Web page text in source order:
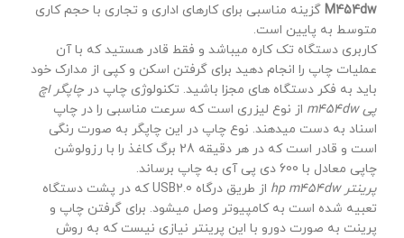
M454dw گزینه مناسبی برای کارهای اداری و تجاری با حجم کاری
متوسط به پایین است.
کاربری دستگاه تک کاره میباشد و فقط قادر هستید که با آن
عملیات چاپ را انجام دهید برای گرفتن اسکن و کپی از مدارک خود
باید به فکر دستگاه های مجزا باشید. تکنولوژی چاپ در چاپگر اچ
پی m454dw
از نوع لیزری است که سرعت مناسبی را در چاپ
اسناد به دست میدهند. نوع چاپ در این چاپگر به صورت رنگی
است و قادر است که در هر دقیقه 28 برگ کاغذ را با رزولوشن
چاپی معادل با 600 دی پی آی به چاپ برساند.
پرینتر hp m454dw
از طریق درگاه USB2.0 که در پشت دستگاه
تعبیه شده است به کامپیوتر وصل میشود. برای گرفتن چاپ و
پرینت به صورت دورو با این پرینتر نیازی نیست که به روش